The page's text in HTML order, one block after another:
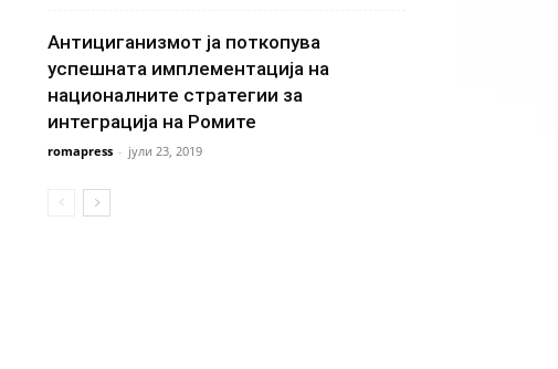
Антициганизмот ја поткопува
успешната имплементација на
националните стратегии за
интеграција на Ромите
romapress - јули 23, 2019